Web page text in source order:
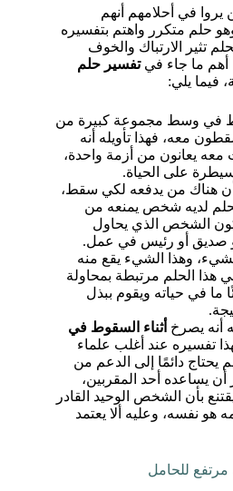
يروا في أحلامهم أنهم
حلم متكرر واهتم بتفسيره
تثير الارتباك والخوف
ما جاء فيتفسير حلم
فيما يلي:
في وسط مجموعة كبيرة من
معه، فهذا تأويله أنه
يعانون من أزمة واحدة،
على الحياة.
أن هناك من يدفعه لكي سقط،
لديه شخص يمنعه من
الشخص الذي يحاول
صديق أو رئيس في عمل.
وهذا الشيء يقع منه
هذا الحلم مرتبطة بمحاولة
في حياته ويقوم ببذل
أنه يصرخ أثناء السقوط في
تفسيره عند أغلب علماء
يحتاج دائمًا إلى الدعم من
أن يساعده أحد المقربين،
بأن الشخص الوحيد القادر
نفسه، وعليه ألا يعتمد
للحامل